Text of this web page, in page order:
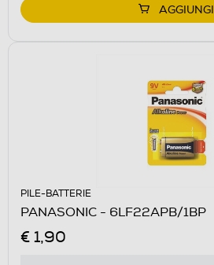
AGGIUNGI
PILE-BATTERIE
PANASONIC - 6LF22APB/1BP
€ 1,90